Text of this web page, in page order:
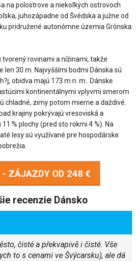
na polostrove a niekoľkých ostrovoch
juhozápadne od Švédska a južne od
pridružené autonómne územia Grónska
tvorený rovinami a nížinami, takže
len 30 m. Najvyššími bodmi Dánska sú
obidva majú 173 m n. m.. Dánske
kontinentálnymi vplyvmi smerom
chladné, zimy potom mierne a daždivé.
krajiny pokrývajú vresoviská a
% plochy (pred sto rokmi 4 %). Na
lesy sú využívané pre hospodárske
- ZÁJAZDY OD 248 €
recenzie Dánsko
čisté a překvapivě i čisté. Vše
to s cenami ve Švýcarsku), ale dá